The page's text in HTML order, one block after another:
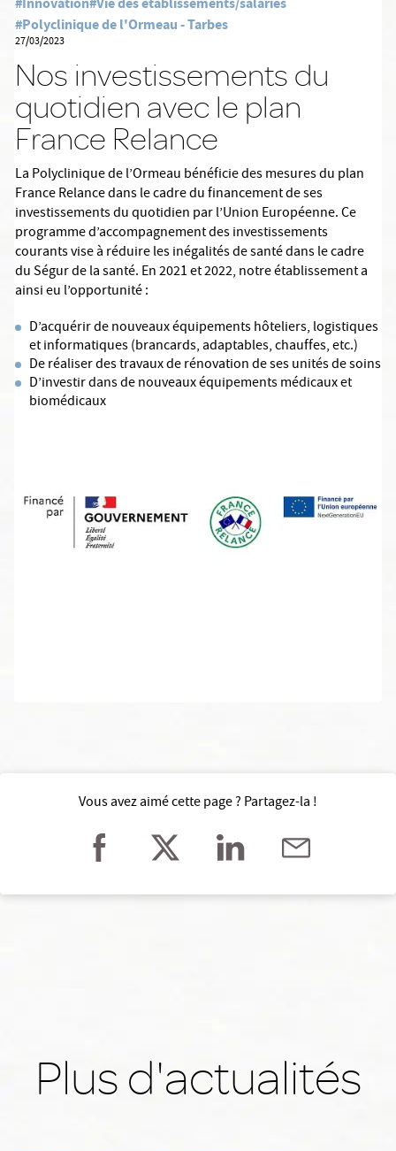
#Polyclinique de l'Ormeau - Tarbes
27/03/2023
Nos investissements du
quotidien avec le plan
France Relance
La Polyclinique de l’Ormeau bénéficie des mesures du plan
France Relance dans le cadre du financement de ses
investissements du quotidien par l’Union Européenne. Ce
programme d’accompagnement des investissements
courants vise à réduire les inégalités de santé dans le cadre
du Ségur de la santé. En 2021 et 2022, notre établissement a
ainsi eu l’opportunité :
D’acquérir de nouveaux équipements hôteliers, logistiques
et informatiques (brancards, adaptables, chauffes, etc.)
De réaliser des travaux de rénovation de ses unités de soins
D’investir dans de nouveaux équipements médicaux et
biomédicaux
Vous avez aimé cette page ? Partagez-la !
Plus d'actualités